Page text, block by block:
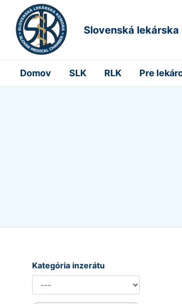
Slovenská lekárska
Domov SLK RLK Pre
Kategória inzerátu